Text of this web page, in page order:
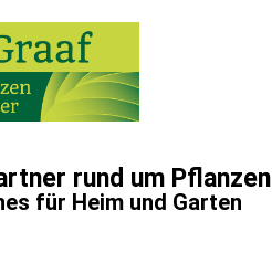
rund um Pflanzen
für Heim und Garten